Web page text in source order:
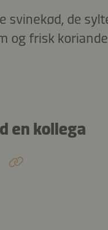
svinekød, de
og frisk
en kollega